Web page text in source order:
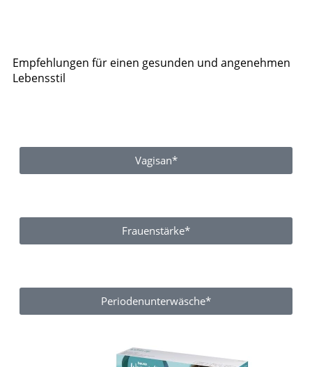
Empfehlungen für einen gesunden und angenehmen
Lebensstil
Vagisan*
Frauenstärke*
Periodenunterwäsche*